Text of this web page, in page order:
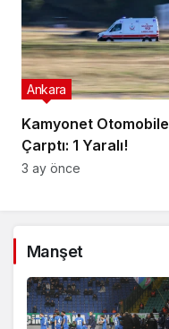
Kamyonet Otomobile
Çarptı: 1 Yaralı!
Ankara
3 ay önce
Manşet